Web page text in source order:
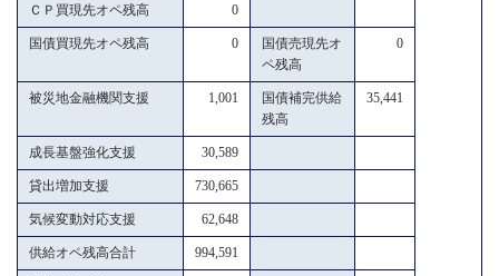
ＣＰ買現先オペ残高 0
国債買現先オペ残高 0
国債売現先オ
ペ残高
0
被災地金融機関支援 1,001
国債補完供給
残高
35,441
成長基盤強化支援 30,589
貸出増加支援 730,665
気候変動対応支援 62,648
供給オペ残高合計 994,591